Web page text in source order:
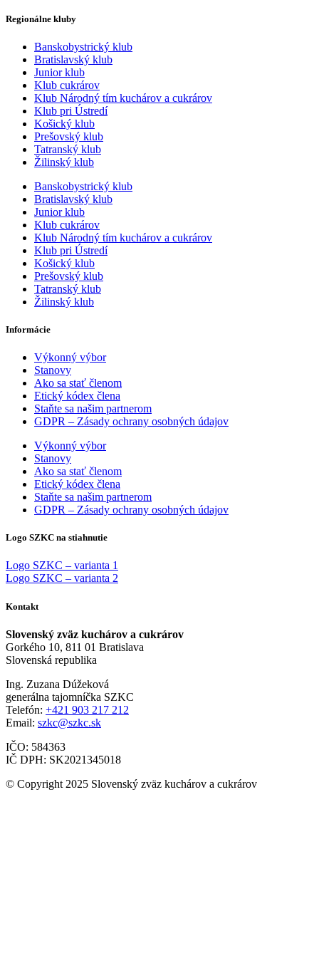
Regionálne kluby
Banskobystrický klub
Bratislavský klub
Junior klub
Klub cukrárov
Klub Národný tím kuchárov a cukrárov
Klub pri Ústredí
Košický klub
Prešovský klub
Tatranský klub
Žilinský klub
Banskobystrický klub
Bratislavský klub
Junior klub
Klub cukrárov
Klub Národný tím kuchárov a cukrárov
Klub pri Ústredí
Košický klub
Prešovský klub
Tatranský klub
Žilinský klub
Informácie
Výkonný výbor
Stanovy
Ako sa stať členom
Etický kódex člena
Staňte sa našim partnerom
GDPR – Zásady ochrany osobných údajov
Výkonný výbor
Stanovy
Ako sa stať členom
Etický kódex člena
Staňte sa našim partnerom
GDPR – Zásady ochrany osobných údajov
Logo SZKC na stiahnutie
Logo SZKC – varianta 1
Logo SZKC – varianta 2
Kontakt
Slovenský zväz kuchárov a cukrárov
Gorkého 10, 811 01 Bratislava
Slovenská republika
Ing. Zuzana Dúžeková
generálna tajomníčka SZKC
Telefón: +421 903 217 212
Email: szkc@szkc.sk
IČO: 584363
IČ DPH: SK2021345018
© Copyright 2025 Slovenský zväz kuchárov a cukrárov